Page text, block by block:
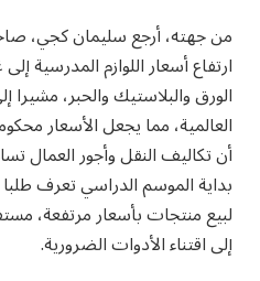
من جهته، أرجع سليمان كجي،
ارتفاع أسعار اللوازم المدرسية
الورق والبلاستيك والحبر، مشيرا
العالمية، مما يجعل الأسعار
أن تكاليف النقل وأجور العمال
بداية الموسم الدراسي تعرف
لبيع منتجات بأسعار مرتفعة،
إلى اقتناء الأدوات الضرورية.